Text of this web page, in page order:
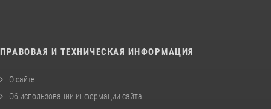
ПРАВОВАЯ И ТЕХНИЧЕСКАЯ ИНФОРМАЦИЯ
О сайте
Об использовании информации сайта